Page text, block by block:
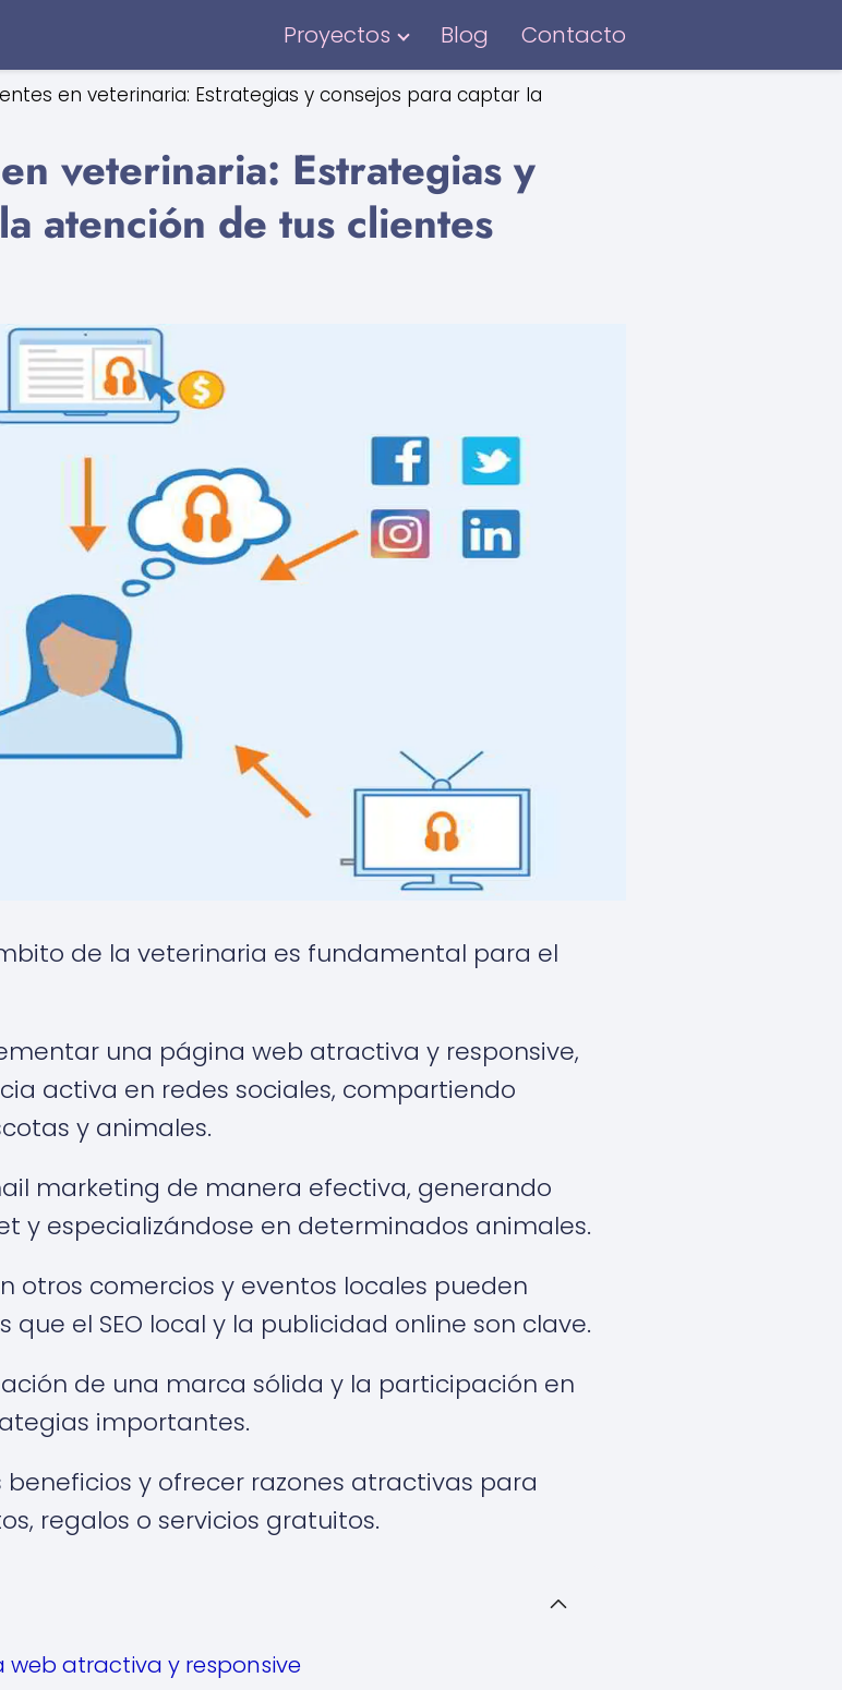
Proyectos Blog Contacto
en veterinaria: Estrategias y consejos para captar la
veterinaria: Estrategias y
atención de tus clientes
de la veterinaria es fundamental para el
una página web atractiva y responsive,
activa en redes sociales, compartiendo
y animales.
marketing de manera efectiva, generando
y especializándose en determinados animales.
otros comercios y eventos locales pueden
el SEO local y la publicidad online son clave.
de una marca sólida y la participación en
importantes.
beneficios y ofrecer razones atractivas para
regalos o servicios gratuitos.
atractiva y responsive